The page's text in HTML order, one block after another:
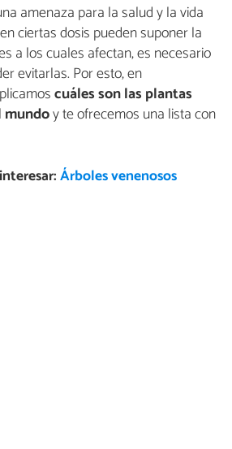
amenaza para la salud y la vida
ciertas dosis pueden suponer la
a los cuales afectan, es necesario
evitarlas. Por esto, en
cuáles son las plantas
mundoy te ofrecemos una lista con
Árboles venenosos